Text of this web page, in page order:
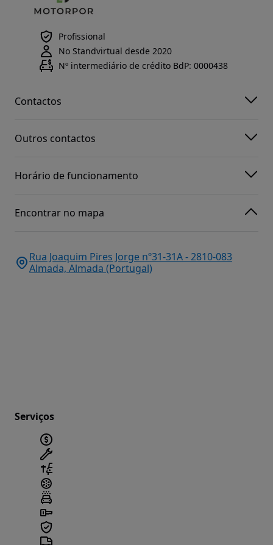
Profissional
No Standvirtual desde 2020
Nº intermediário de crédito BdP: 0000438
Contactos
Outros contactos
Horário de funcionamento
Encontrar no mapa
Rua Joaquim Pires Jorge nº31-31A - 2810-083
Almada, Almada (Portugal)
Serviços